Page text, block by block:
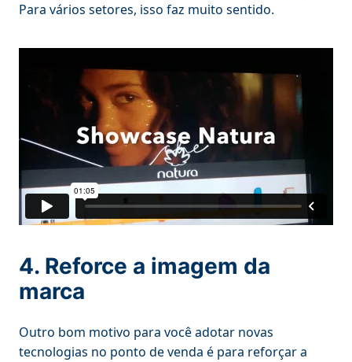
Para vários setores, isso faz muito sentido.
4. Reforce a imagem da
marca
Outro bom motivo para você adotar novas
tecnologias no ponto de venda é para reforçar a